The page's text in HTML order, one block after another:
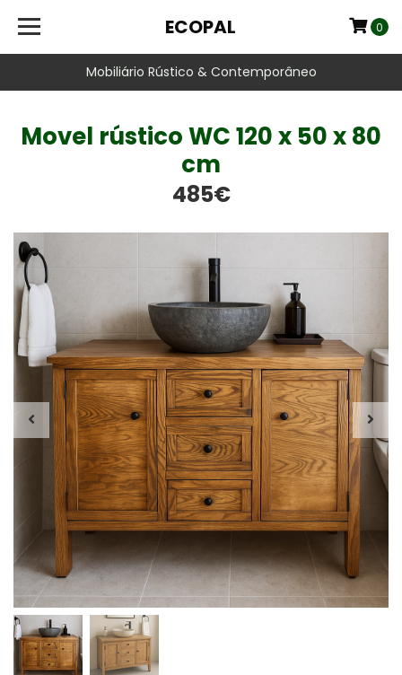
Mobiliário Rústico & Contemporâneo
ECOPAL 0
Movel rústico WC 120 x 50 x 80
cm
485€